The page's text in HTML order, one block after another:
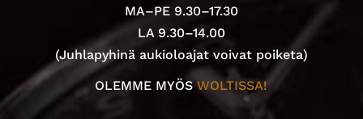
MA–PE 9.30–17.30
LA 9.30–14.00
(Juhlapyhinä aukioloajat voivat poiketa)
OLEMME MYÖSWOLTISSA!